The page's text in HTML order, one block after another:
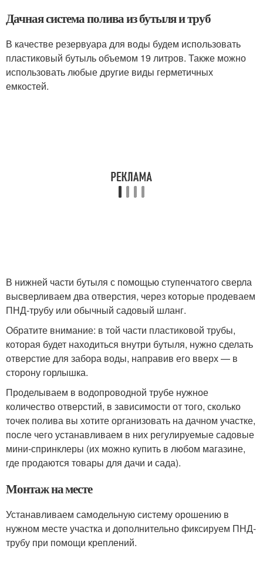
Дачная система полива из бутыля и труб
В качестве резервуара для воды будем использовать
пластиковый бутыль объемом 19 литров. Также можно
использовать любые другие виды герметичных
емкостей.
В нижней части бутыля с помощью ступенчатого сверла
высверливаем два отверстия, через которые продеваем
ПНД-трубу или обычный садовый шланг.
Обратите внимание: в той части пластиковой трубы,
которая будет находиться внутри бутыля, нужно сделать
отверстие для забора воды, направив его вверх — в
сторону горлышка.
Проделываем в водопроводной трубе нужное
количество отверстий, в зависимости от того, сколько
точек полива вы хотите организовать на дачном участке,
после чего устанавливаем в них регулируемые садовые
мини-спринклеры (их можно купить в любом магазине,
где продаются товары для дачи и сада).
Монтаж на месте
Устанавливаем самодельную систему орошению в
нужном месте участка и дополнительно фиксируем ПНД-
трубу при помощи креплений.